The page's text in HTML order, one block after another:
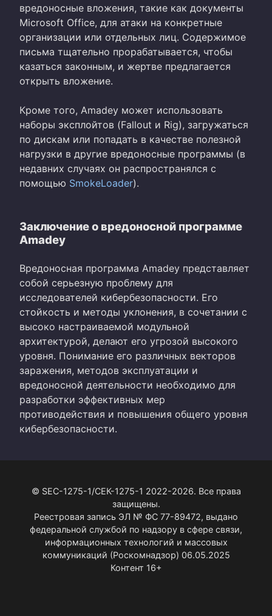
вредоносные вложения, такие как документы
Microsoft Office, для атаки на конкретные
организации или отдельных лиц. Содержимое
письма тщательно прорабатывается, чтобы
казаться законным, и жертве предлагается
открыть вложение.
Кроме того, Amadey может использовать
наборы эксплойтов (Fallout и Rig), загружаться
по дискам или попадать в качестве полезной
нагрузки в другие вредоносные программы (в
недавних случаях он распространялся с
помощью SmokeLoader).
Заключение о вредоносной программе
Amadey
Вредоносная программа Amadey представляет
собой серьезную проблему для
исследователей кибербезопасности. Его
стойкость и методы уклонения, в сочетании с
высоко настраиваемой модульной
архитектурой, делают его угрозой высокого
уровня. Понимание его различных векторов
заражения, методов эксплуатации и
вредоносной деятельности необходимо для
разработки эффективных мер
противодействия и повышения общего уровня
кибербезопасности.
© SEC-1275-1/СЕК-1275-1 2022-2026. Все права
защищены.
Реестровая запись ЭЛ № ФС 77-89472, выдано
федеральной службой по надзору в сфере связи,
информационных технологий и массовых
коммуникаций (Роскомнадзор) 06.05.2025
Контент 16+